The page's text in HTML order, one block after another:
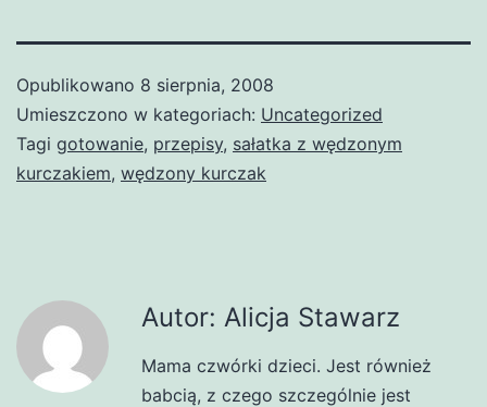
Opublikowano 8 sierpnia, 2008
Umieszczono w kategoriach: Uncategorized
Tagi gotowanie, przepisy, sałatka z wędzonym
kurczakiem, wędzony kurczak
Autor: Alicja Stawarz
Mama czwórki dzieci. Jest również
babcią, z czego szczególnie jest